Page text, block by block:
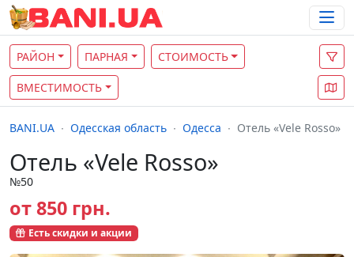
РАЙОН ПАРНАЯ СТОИМОСТЬ
ВМЕСТИМОСТЬ
BANI.UA Одесская область Одесса Отель «Vele Rosso»
Отель «Vele Rosso»
№50
от 850 грн.
Есть скидки и акции